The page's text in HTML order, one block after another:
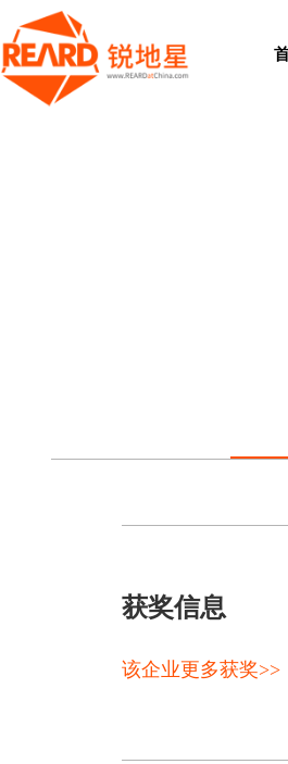
获奖信息
该企业更多获奖>>